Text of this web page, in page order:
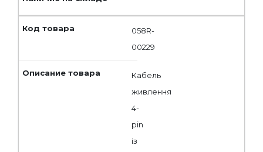
058R-
00229
Кабель
живлення
4-
pin
із